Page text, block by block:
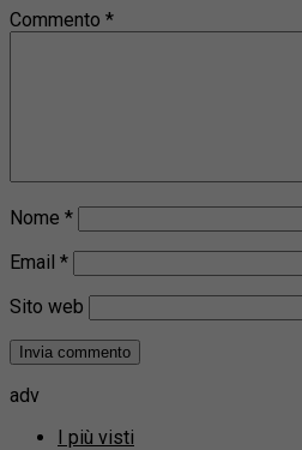
Commento *
Nome *
Email *
Sito web
adv
I più visti